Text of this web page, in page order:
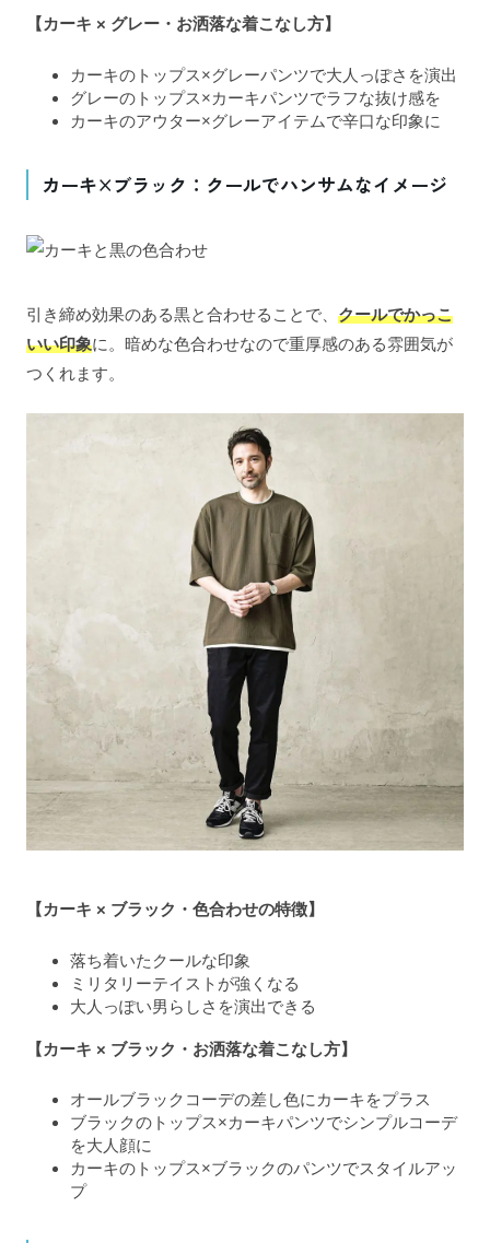
【カーキ × グレー・お洒落な着こなし方】
カーキのトップス×グレーパンツで大人っぽさを演出
グレーのトップス×カーキパンツでラフな抜け感を
カーキのアウター×グレーアイテムで辛口な印象に
カーキ×ブラック：クールでハンサムなイメージ
引き締め効果のある黒と合わせることで、 クールでかっこ
いい印象に。暗めな色合わせなので重厚感のある雰囲気が
つくれます。
【カーキ × ブラック・色合わせの特徴】
落ち着いたクールな印象
ミリタリーテイストが強くなる
大人っぽい男らしさを演出できる
【カーキ × ブラック・お洒落な着こなし方】
オールブラックコーデの差し色にカーキをプラス
ブラックのトップス×カーキパンツでシンプルコーデ
を大人顔に
カーキのトップス×ブラックのパンツでスタイルアッ
プ